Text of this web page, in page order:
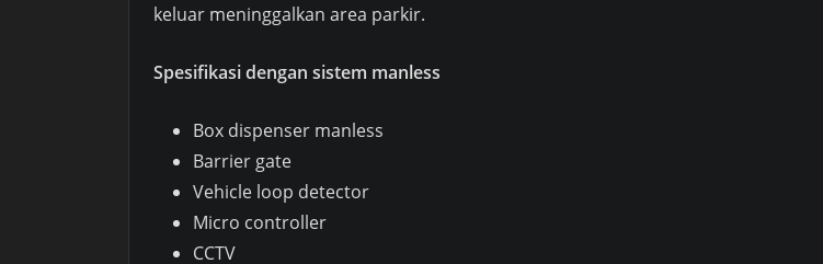
keluar meninggalkan area parkir.
Spesifikasi dengan sistem manless
Box dispenser manless
Barrier gate
Vehicle loop detector
Micro controller
CCTV